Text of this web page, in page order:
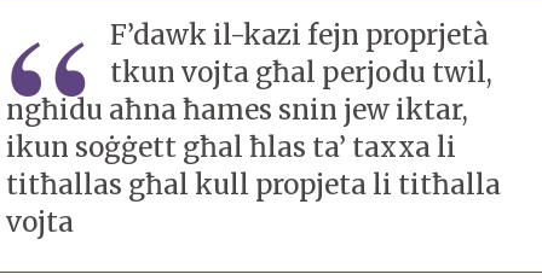
F’dawk il-kazi fejn proprjetà
tkun vojta għal perjodu twil,
ngħidu aħna ħames snin jew iktar,
ikun soġġett għal ħlas ta’ taxxa li
titħallas għal kull propjeta li titħalla
vojta